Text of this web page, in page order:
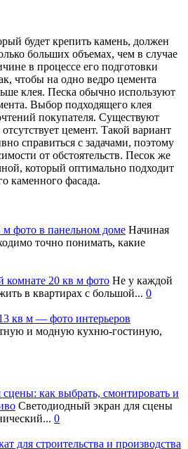
будет крепить камень, должен
больших объемах, чем в случае
в процессе его подготовки
чтобы на одно ведро цемента
клея. Песка обычно используют
Выбор подходящего клея
покупателя. Существуют
цемент. Такой вариант
справиться с задачами, поэтому
от обстоятельств. Песок же
который оптимально подходит
каменного фасада.
м фото в панельном доме Начиная
точно понимать, какие
комнате 20 кв м фото Не у каждой
в квартирах с большой... 0
кв м — фото интерьеров
и модную кухню-гостиную,
как выбрать, смонтировать и
Светодиодный экран для сцены
0
для строительства и производства